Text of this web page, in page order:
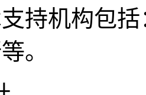
持机构包
。